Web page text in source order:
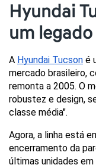
Hyundai
um
A Hyundai Tucson é
mercado brasileiro,
remonta a 2005. O
robustez e design,
classe média".
Agora, a linha está
encerramento da
últimas unidades